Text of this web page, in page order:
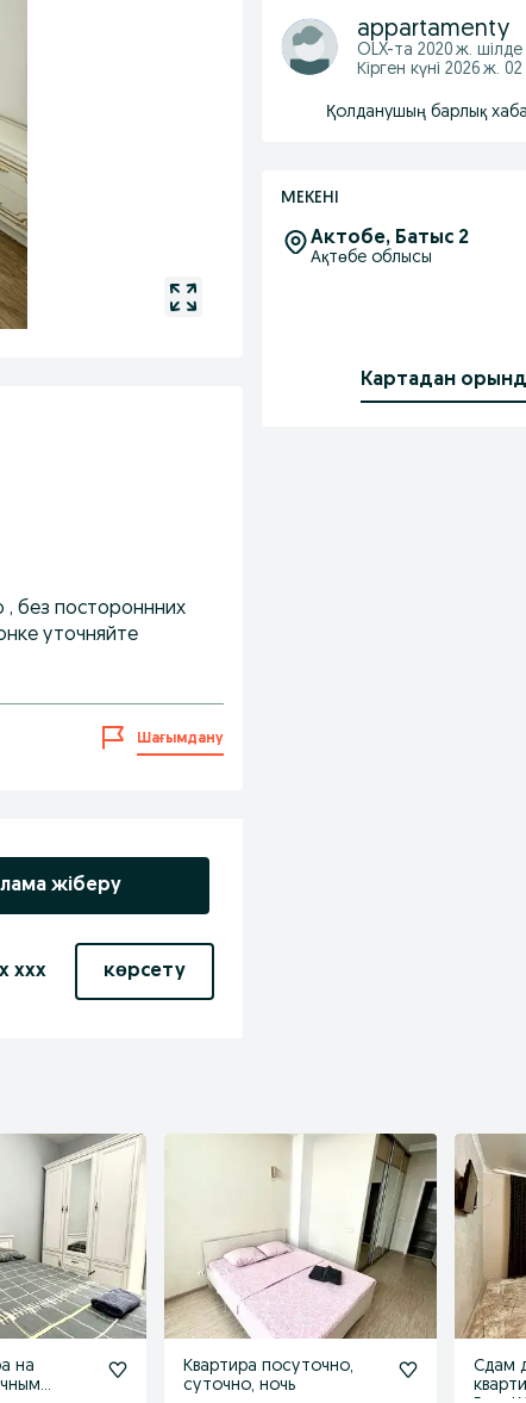
, без постороннних
уточняйте
Шағымдану
жіберу
xxx көрсету
appartamenty
OLX-та 2020 ж. шілде
Кірген күні 2026 ж.
Қолданушың барлық
МЕКЕНІ
Актобе, Батыс 2
Ақтөбе облысы
Картадан
на
Квартира посуточно,
суточно, ночь
Сдам